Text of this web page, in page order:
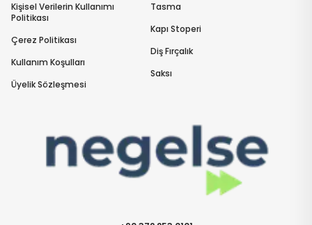
Kişisel Verilerin Kullanımı
Politikası
Çerez Politikası
Kullanım Koşulları
Üyelik Sözleşmesi
Tasma
Kapı Stoperi
Diş Fırçalık
Saksı